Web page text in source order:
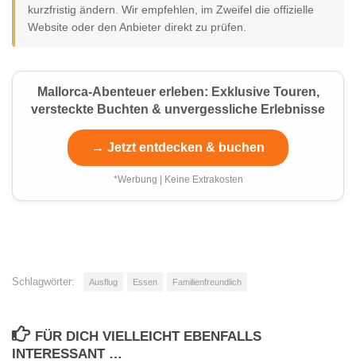
kurzfristig ändern. Wir empfehlen, im Zweifel die offizielle
Website oder den Anbieter direkt zu prüfen.
Mallorca-Abenteuer erleben: Exklusive Touren,
versteckte Buchten & unvergessliche Erlebnisse
→ Jetzt entdecken & buchen
*Werbung | Keine Extrakosten
Schlagwörter: Ausflug Essen Familienfreundlich
FÜR DICH VIELLEICHT EBENFALLS
INTERESSANT …